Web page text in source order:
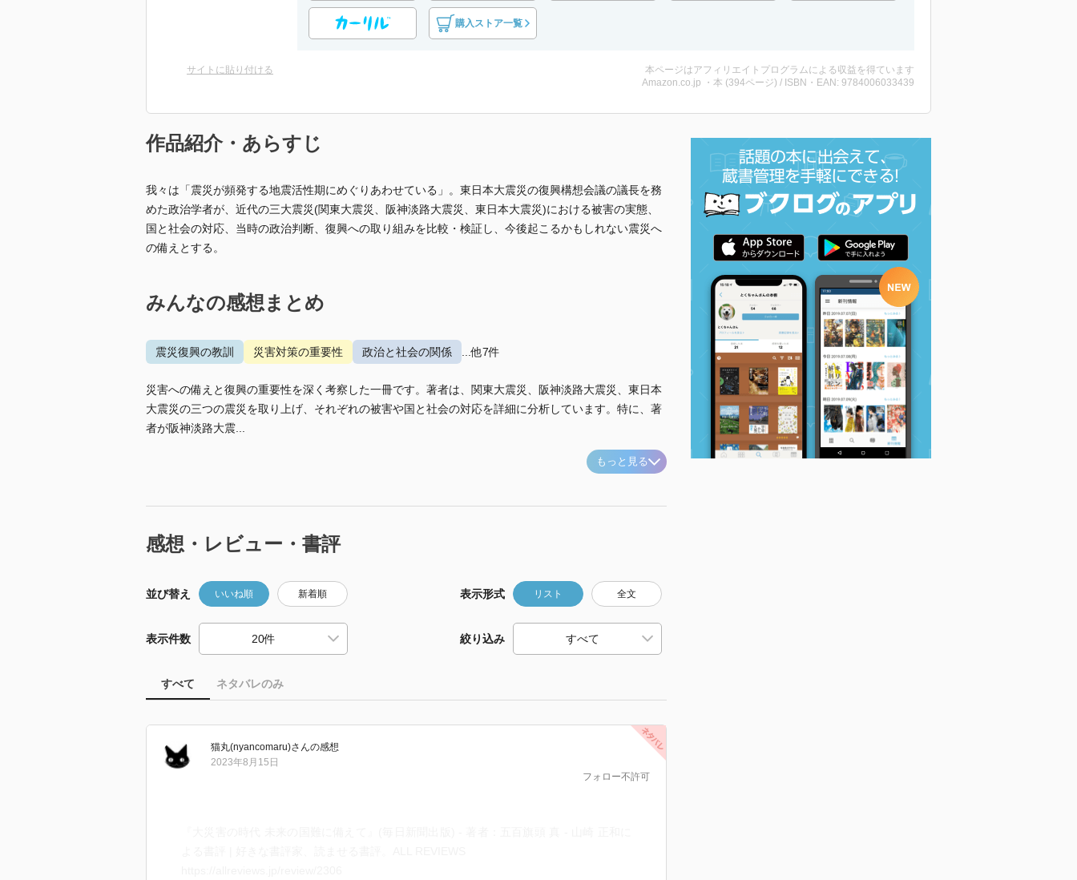
購入ストア一覧
サイトに貼り付ける
本ページはアフィリエイトプログラムによる収益を得ています
Amazon.co.jp ・本 (394ページ) / ISBN・EAN: 9784006033439
作品紹介・あらすじ
我々は「震災が頻発する地震活性期にめぐりあわせている」。東日本大震災の復興構想会議の議長を務
めた政治学者が、近代の三大震災(関東大震災、阪神淡路大震災、東日本大震災)における被害の実態、
国と社会の対応、当時の政治判断、復興への取り組みを比較・検証し、今後起こるかもしれない震災へ
の備えとする。
みんなの感想まとめ
震災復興の教訓 災害対策の重要性 政治と社会の関係 ...他7件
災害への備えと復興の重要性を深く考察した一冊です。著者は、関東大震災、阪神淡路大震災、東日本
大震災の三つの震災を取り上げ、それぞれの被害や国と社会の対応を詳細に分析しています。特に、著
者が阪神淡路大震...
もっと見る
感想・レビュー・書評
並び替え いいね順 新着順 表示形式 リスト 全文
表示件数 絞り込み
すべて ネタバレのみ
猫丸(nyancomaru)さんの感想
フォロー不許可
2023年8月15日